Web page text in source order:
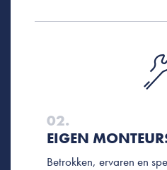
02.
EIGEN
Betrokken, ervaren en